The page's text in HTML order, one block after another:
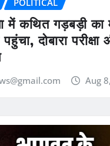
में कथित गड़बड़ी का
दोबारा परीक्षा
Aug